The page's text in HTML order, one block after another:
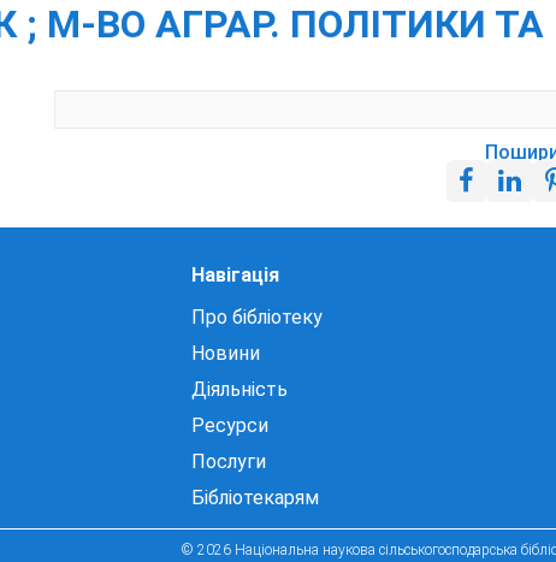
; М-ВО АГРАР. ПОЛІТИКИ
Навігація
Про бібліотеку
Новини
Діяльність
Ресурси
Послуги
Бібліотекарям
© 2026 Національна наукова сільськогосподарська